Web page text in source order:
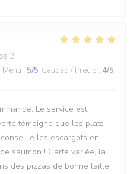
2
Menú : 5/5 Calidad / Precio : 4/5
Le service est
témoigne que les plats
les escargots en
saumon ! Carte variée, la
des pizzas de bonne taille